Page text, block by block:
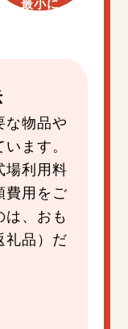
な物品や
ます。
場利用料
費用をご
は、おも
礼品）だ